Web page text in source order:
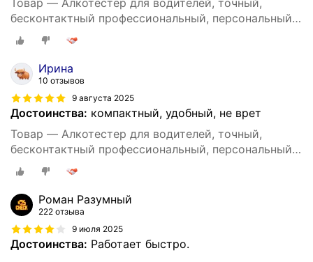
Товар — Алкотестер для водителей, точный,
бесконтактный профессиональный, персональный
DG shop
Ирина
10 отзывов
9 августа 2025
Достоинства: компактный, удобный, не врет
Товар — Алкотестер для водителей, точный,
бесконтактный профессиональный, персональный
DG shop
Роман Разумный
222 отзыва
9 июля 2025
Достоинства: Работает быстро.